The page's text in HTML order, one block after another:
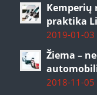
Kemperių
praktika
2019-01-03
Žiema –
2018-11-05